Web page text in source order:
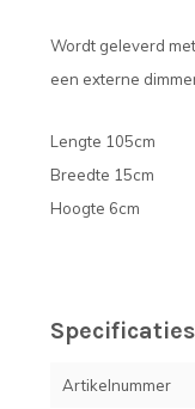
Wordt geleverd
een externe
Lengte 105cm
Breedte 15cm
Hoogte 6cm
Specificaties
Artikelnummer